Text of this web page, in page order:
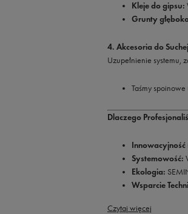
Kleje do gipsu:
Grunty
4. Akcesoria do
Uzupełnienie systemu,
Taśmy
Dlaczego
Innowacyjność
Systemowość:
Ekologia:
Wsparcie
Czytaj więcej